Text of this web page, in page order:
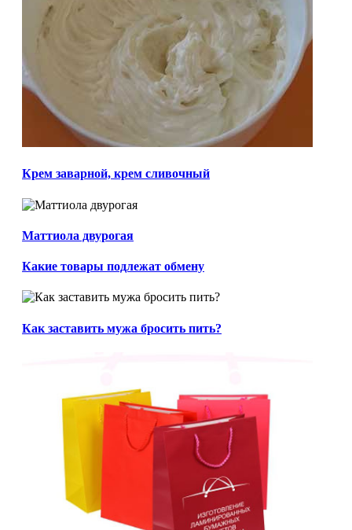
Крем заварной, крем сливочный
Маттиола двурогая
Какие товары подлежат обмену
Как заставить мужа бросить пить?